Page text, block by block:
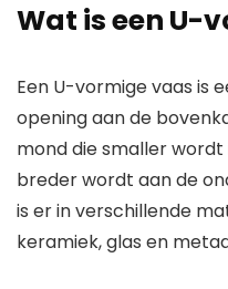
Wat is een U-
Een U-vormige vaas is
opening aan de
mond die smaller
breder wordt aan de
is er in verschillende
keramiek, glas en